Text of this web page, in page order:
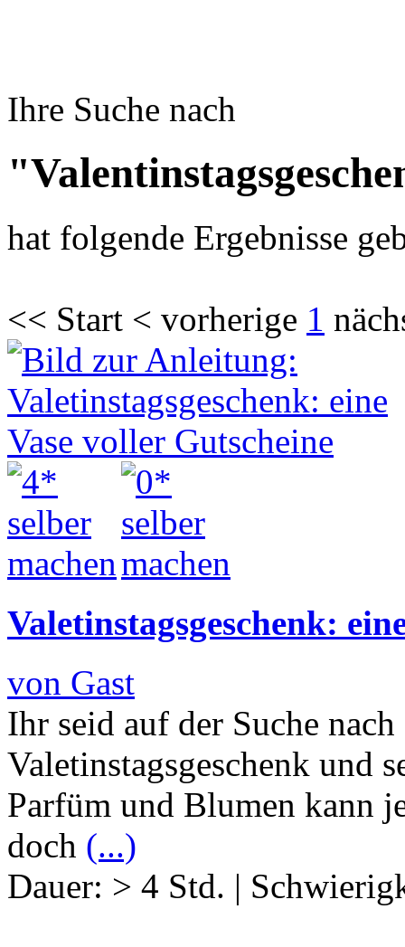
Ihre Suche nach
hat folgende Ergebnisse
<< Start < vorherige 1
Valetinstagsgeschenk:
von Gast
Ihr seid auf der Suche
Valetinstagsgeschenk und
Parfüm und Blumen kann
doch (...)
Dauer: > 4 Std. |